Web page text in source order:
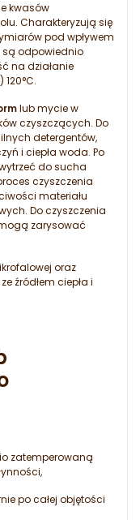
kwasów
Charakteryzują się
pod wpływem
są odpowiednio
na działanie
lub mycie w
czyszczących. Do
detergentów,
i ciepła woda. Po
do sucha
czyszczenia
materiału
Do czyszczenia
zarysować
oraz
źródłem ciepła i
zatemperowaną
po całej objętości